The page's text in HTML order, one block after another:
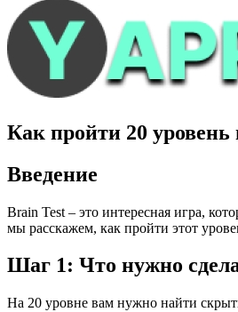
Как пройти 20 уровень
Введение
Brain Test – это интересная игра,
мы расскажем, как пройти этот
Шаг 1: Что нужно
На 20 уровне вам нужно найти